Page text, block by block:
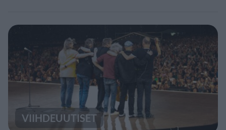
VIIHDEUUTISET